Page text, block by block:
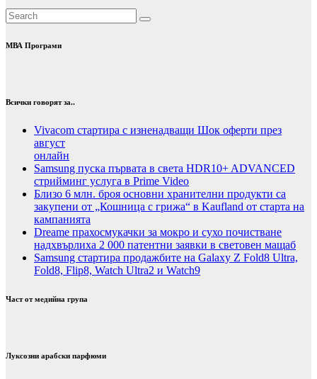
МВА Програми
Всички говорят за..
Vivacom стартира с изненадващи Шок оферти през
август
онлайн
Samsung пуска първата в света HDR10+ ADVANCED
стрийминг услуга в Prime Video
Близо 6 млн. броя основни хранителни продукти са
закупени от „Кошница с грижа“ в Kaufland от старта на
кампанията
Dreame прахосмукачки за мокро и сухо почистване
надхвърлиха 2 000 патентни заявки в световен мащаб
Samsung стартира продажбите на Galaxy Z Fold8 Ultra,
Fold8, Flip8, Watch Ultra2 и Watch9
Част от медийна група
Луксозни арабски парфюми